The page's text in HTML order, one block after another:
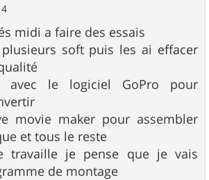
midi a faire des essais
soft puis les ai effacer
le logiciel GoPro pour
movie maker pour assembler
et tous le reste
travaille je pense que je vais
de montage